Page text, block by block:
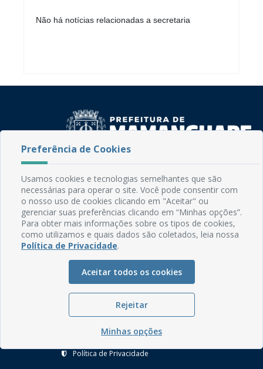
Não há notícias relacionadas a secretaria
CEP: 58.280-000 - Mamanguape/PB
Fone: (83) 3292-2246
Email: comunicacao@mamanguape.pb.gov.br
Expediente: Segunda à Sexta, das 08h às 13h
Mapa do Site
Manual de Navegação
Glossário
Ouvidoria
Serviços Internos
Política de Privacidade
Preferência de Cookies
Usamos cookies e tecnologias semelhantes que são
necessárias para operar o site. Você pode consentir com
o nosso uso de cookies clicando em "Aceitar" ou
gerenciar suas preferências clicando em “Minhas opções”.
Para obter mais informações sobre os tipos de cookies,
como utilizamos e quais dados são coletados, leia nossa
Política de Privacidade.
Aceitar todos os cookies
Rejeitar
Minhas opções